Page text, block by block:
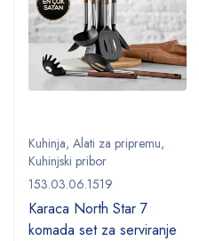
Kuhinja, Alati za pripremu,
Kuhinjski pribor
153.03.06.1519
Karaca North Star 7
komada set za serviranje